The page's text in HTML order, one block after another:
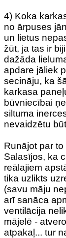
4) Koka
no ārpuses
un lietus
žūt, ja tas ir
dažāda
apdare jāliek
secināju, ka
karkasa
būvniecībai
siltuma
nevaidzētu
Runājot par
Salasījos, ka
reālajiem
tika uzlikts
(savu māju
arī sanāca
ventilācija
mājelē -
atpakaļ... tur